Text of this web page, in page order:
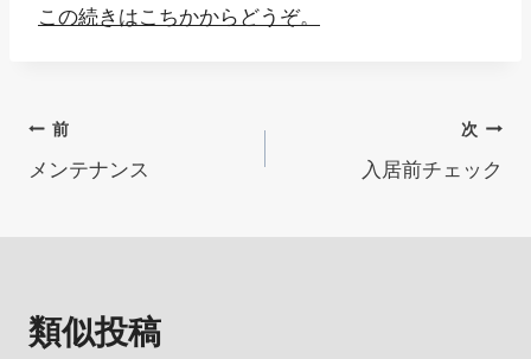
この続きはこちかからどうぞ。
投
稿
ゲ
前
メンテナンス
次
入居前チェック
類似投稿